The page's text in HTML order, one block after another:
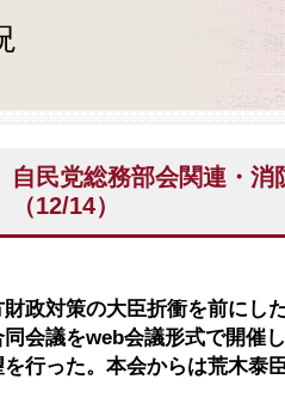
自民党総務部会関連・
（12/14）
財政対策の大臣折衝を前にし
同会議をweb会議形式で開催
行った。本会からは荒木泰